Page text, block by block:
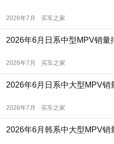
2026年7月 买车之家
2026年6月日系中型MPV销量
2026年7月 买车之家
2026年6月日系中大型MPV销
2026年7月 买车之家
2026年6月韩系中大型MPV销